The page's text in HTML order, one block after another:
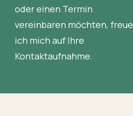
oder einen Termin
vereinbaren möchten, freue
ich mich auf Ihre
Kontaktaufnahme.